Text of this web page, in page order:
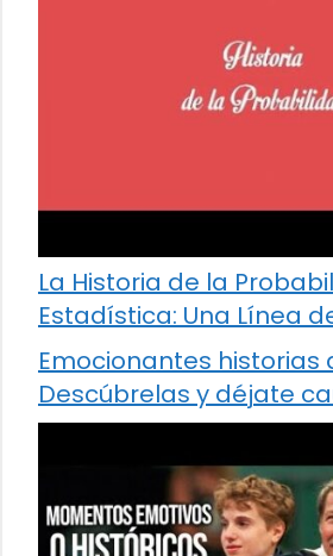
La Historia de la
Estadística: Una Línea
Emocionantes historias
Descúbrelas y déjate